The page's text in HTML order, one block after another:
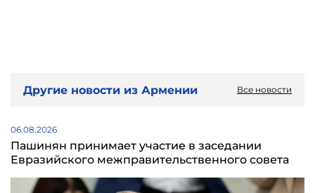
Другие новости из Армении Все новости
06.08.2026
Пашинян принимает участие в заседании
Евразийского межправительственного совета